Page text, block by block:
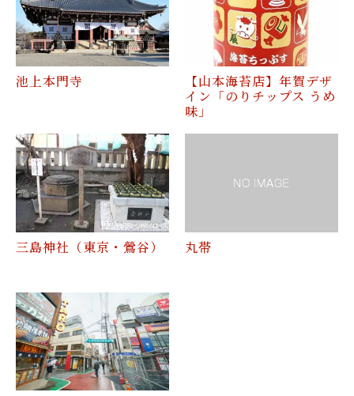
池上本門寺
【山本海苔店】年賀デザ
イン「のりチップス うめ
味」
三島神社（東京・鶯谷） 丸帯